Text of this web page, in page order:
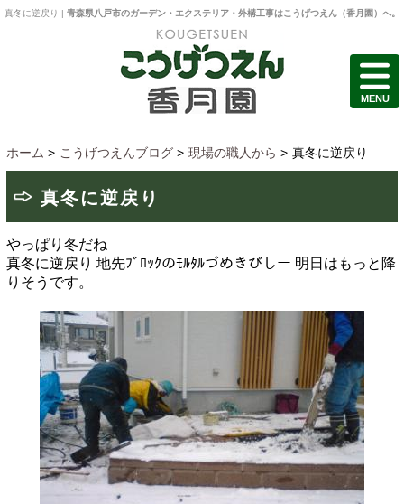
真冬に逆戻り | 青森県八戸市のガーデン・エクステリア・外構工事はこうげつえん（香月園）へ。
ホーム > こうげつえんブログ > 現場の職人から > 真冬に逆戻り
真冬に逆戻り
やっぱり冬だね
真冬に逆戻り 地先ﾌﾞﾛｯｸのﾓﾙﾀﾙづめきびしー 明日はもっと降
りそうです。
MENU